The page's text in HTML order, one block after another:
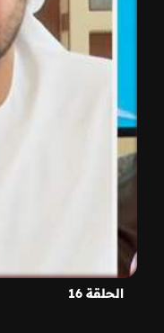
الحلقة 16